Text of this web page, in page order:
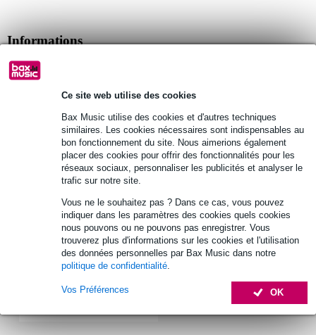
Ce site web utilise des cookies
Bax Music utilise des cookies et d'autres techniques
similaires. Les cookies nécessaires sont indispensables au
bon fonctionnement du site. Nous aimerions également
placer des cookies pour offrir des fonctionnalités pour les
réseaux sociaux, personnaliser les publicités et analyser le
trafic sur notre site.
Vous ne le souhaitez pas ? Dans ce cas, vous pouvez
indiquer dans les paramètres des cookies quels cookies
nous pouvons ou ne pouvons pas enregistrer. Vous
trouverez plus d'informations sur les cookies et l'utilisation
des données personnelles par Bax Music dans notre
politique de confidentialité
OK
Vos Préférences
Informations
volets coupe-flux
couleur : noir
conçu pour le modèle Showtec Parcan 20
Afficher toutes les caractéristiques du produit
Autres variantes (1)